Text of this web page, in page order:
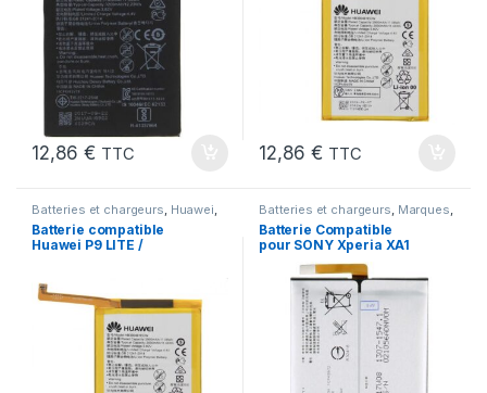
12,86€ TTC 12,86€ TTC
Batteries et chargeurs, Huawei,
Marques Pieces Portable
Batterie compatible
Huawei P9 LITE /
Batteries et chargeurs, Marques,
Pieces Portable SONY
XA1 2017 - G3121 G3116
Batterie Compatible
pour SONY Xperia XA1
(G3121 G3116) Xperia
XA1 2017